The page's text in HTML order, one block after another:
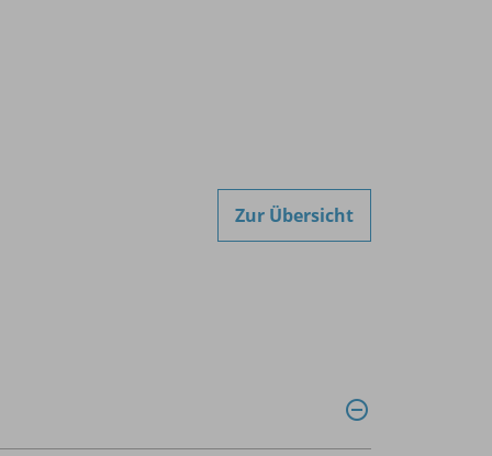
Zur Übersicht